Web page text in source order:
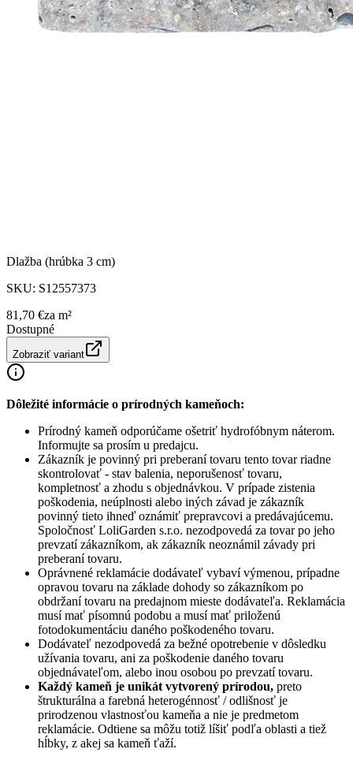
Dlažba (hrúbka 3 cm)
SKU: S12557373
81,70 €za m²
Dostupné
Zobraziť variant
Dôležité informácie o prírodných kameňoch:
Prírodný kameň odporúčame ošetriť hydrofóbnym náterom.
Informujte sa prosím u predajcu.
Zákazník je povinný pri preberaní tovaru tento tovar riadne
skontrolovať - stav balenia, neporušenosť tovaru,
kompletnosť a zhodu s objednávkou. V prípade zistenia
poškodenia, neúplnosti alebo iných závad je zákazník
povinný tieto ihneď oznámiť prepravcovi a predávajúcemu.
Spoločnosť LoliGarden s.r.o. nezodpovedá za tovar po jeho
prevzatí zákazníkom, ak zákazník neoznámil závady pri
preberaní tovaru.
Oprávnené reklamácie dodávateľ vybaví výmenou, prípadne
opravou tovaru na základe dohody so zákazníkom po
obdržaní tovaru na predajnom mieste dodávateľa. Reklamácia
musí mať písomnú podobu a musí mať priloženú
fotodokumentáciu daného poškodeného tovaru.
Dodávateľ nezodpovedá za bežné opotrebenie v dôsledku
užívania tovaru, ani za poškodenie daného tovaru
objednávateľom, alebo inou osobou po prevzatí tovaru.
Každý kameň je unikát vytvorený prírodou, preto
štrukturálna a farebná heterogénnosť / odlišnosť je
prirodzenou vlastnosťou kameňa a nie je predmetom
reklamácie. Odtiene sa môžu totiž líšiť podľa oblasti a tiež
hĺbky, z akej sa kameň ťaží.